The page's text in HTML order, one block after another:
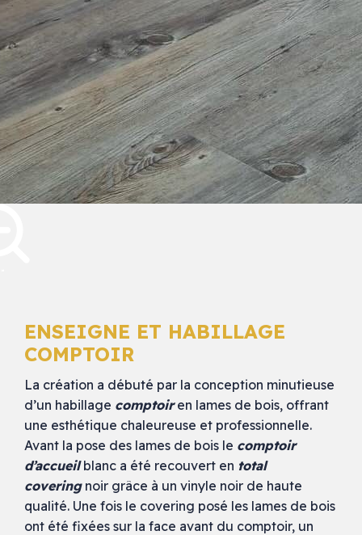
ENSEIGNE ET HABILLAGE
COMPTOIR
La création a débuté par la conception minutieuse
d’un habillage comptoir en lames de bois, offrant
une esthétique chaleureuse et professionnelle.
Avant la pose des lames de bois le comptoir
d’accueilblanc a été recouvert en total
coveringnoir grâce à un vinyle noir de haute
qualité. Une fois le covering posé les lames de bois
ont été fixées sur la face avant du comptoir, un